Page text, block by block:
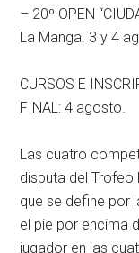
– 20º OPEN
La Manga. 3 y 4
CURSOS E
FINAL: 4 agosto.
Las cuatro
disputa del
que se define por
el pie por encima
jugador en las